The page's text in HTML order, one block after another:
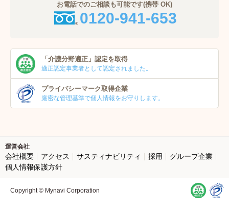
お電話でのご相談も可能です(携帯 OK)
0120-941-653
「介護分野適正」 認定を取得
適正認定事業者として認定されました。
プライバシーマーク取得企業
厳密な管理基準で個人情報をお守りします。
運営会社
会社概要 アクセス サスティナビリティ 採用
グループ企業
個人情報保護方針
Copyright © Mynavi Corporation